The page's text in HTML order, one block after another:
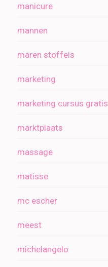
manicure
mannen
maren stoffels
marketing
marketing cursus gratis
marktplaats
massage
matisse
mc escher
meest
michelangelo